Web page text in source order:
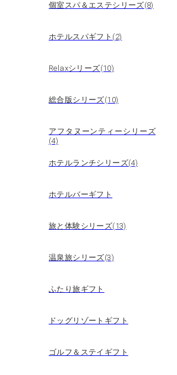
個室スパ＆エステシリーズ(8)
ホテルスパギフト(2)
Relaxシリーズ(10)
総合版シリーズ(10)
アフタヌーンティーシリーズ
(4)
ホテルランチシリーズ(4)
ホテルバーギフト
旅と体験シリーズ(13)
温泉旅シリーズ(3)
ふたり旅ギフト
ドッグリゾートギフト
ゴルフ＆ステイギフト